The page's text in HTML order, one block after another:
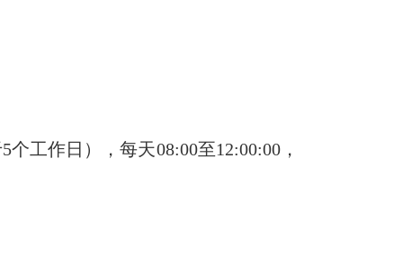
工作日），每天08:00至12:00:00，